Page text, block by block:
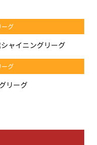
ーグ
ャイニングリーグ
ーグ
リーグ